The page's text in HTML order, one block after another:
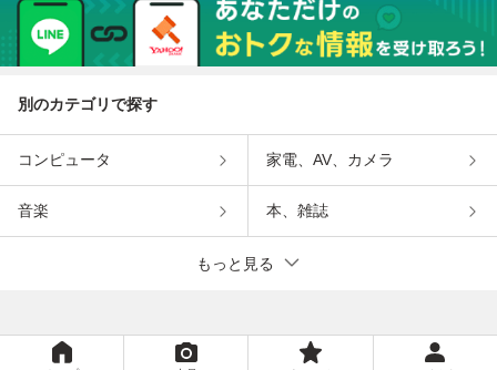
別のカテゴリで探す
コンピュータ 家電、AV、カメラ
音楽 本、雑誌
もっと見る